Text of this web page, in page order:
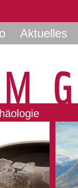
Aktuelles